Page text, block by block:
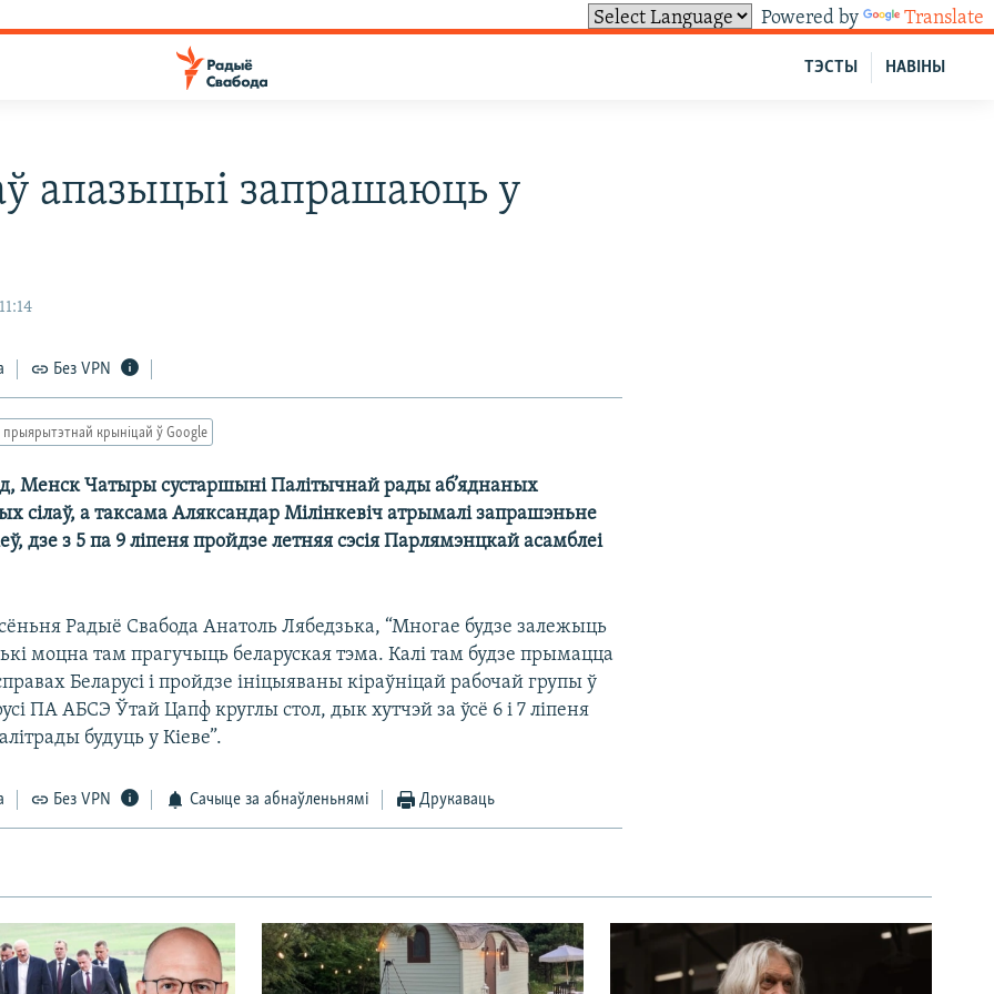
Powered by Translate
НАВІНЫ
ТЭСТЫ
апазыцыі запрашаюць у
Без VPN
прыярытэтнай крыніцай ў Google
Менск Чатыры сустаршыні Палітычнай рады аб’яднаных
сілаў, а таксама Аляксандар Мілінкевіч атрымалі запрашэньне
дзе з 5 па 9 ліпеня пройдзе летняя сэсія Парлямэнцкай асамблеі
Радыё Свабода Анатоль Лябедзька, “Многае будзе залежыць
моцна там прагучыць беларуская тэма. Калі там будзе прымацца
Беларусі і пройдзе ініцыяваны кіраўніцай рабочай групы ў
ПА АБСЭ Ўтай Цапф круглы стол, дык хутчэй за ўсё 6 і 7 ліпеня
будуць у Кіеве”.
Без VPN Сачыце за абнаўленьнямі Друкаваць